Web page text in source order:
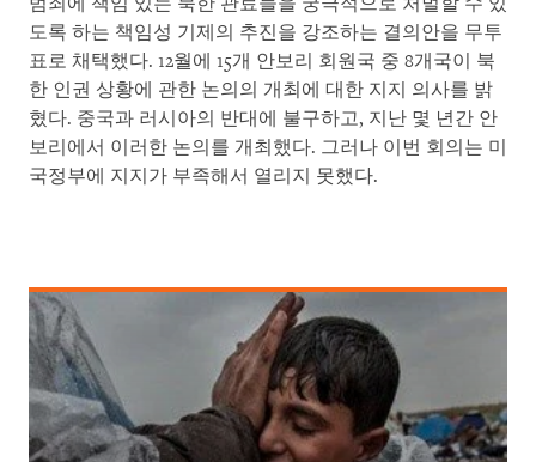
범죄에 책임 있는 북한 관료들을 궁극적으로 처벌할 수 있
도록 하는 책임성 기제의 추진을 강조하는 결의안을 무투
표로 채택했다. 12월에 15개 안보리 회원국 중 8개국이 북
한 인권 상황에 관한 논의의 개최에 대한 지지 의사를 밝
혔다. 중국과 러시아의 반대에 불구하고, 지난 몇 년간 안
보리에서 이러한 논의를 개최했다. 그러나 이번 회의는 미
국정부에 지지가 부족해서 열리지 못했다.